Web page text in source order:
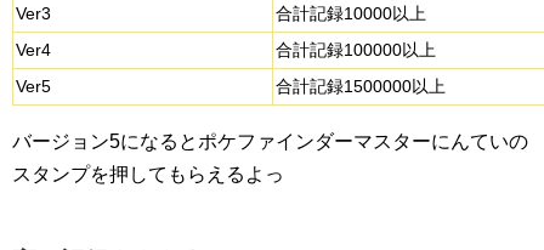
Ver3
合計記録10000以上
Ver4
合計記録100000以上
Ver5
合計記録1500000以上
バージョン5になるとポケファインダーマスターにんていの
スタンプを押してもらえるよっ